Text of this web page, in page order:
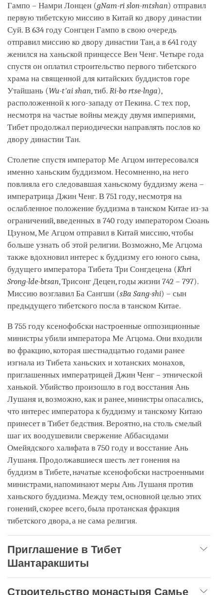
Гампо – Намри Лонцен (gNam-ri slon-mtshan) отправил
первую тибетскую миссию в Китай ко двору династии
Суй. В 634 году Сонгцен Гампо в свою очередь
отправил миссию ко двору династии Тан, а в 641 году
женился на ханьской принцессе Вен Ченг. Четыре года
спустя он оплатил строительство первого тибетского
храма на священной для китайских буддистов горе
Утайшань (Wu-t'ai shan, тиб. Ri-bo rtse-lnga),
расположенной к юго-западу от Пекина. С тех пор,
несмотря на частые войны между двумя империями,
Тибет продолжал периодически направлять послов ко
двору династии Тан.
Столетие спустя император Ме Агцом интересовался
именно ханьским буддизмом. Несомненно, на него
повлияла его следовавшая ханьскому буддизму жена –
императрица Джин Ченг. В 751 году, несмотря на
ослабленное положение буддизма в танском Китае из-за
ограничений, введенных в 740 году императором Сюань
Цзуном, Ме Агцом отправил в Китай миссию, чтобы
больше узнать об этой религии. Возможно, Ме Агцома
также вдохновил интерес к буддизму его юного сына,
будущего императора Тибета Три Сонгдецена (Khri
Srong-lde-btsan, Трисонг Децен, годы жизни 742 – 797).
Миссию возглавил Ба Сангши (sBa Sang-shi) – сын
предыдущего тибетского посла в танском Китае.
В 755 году ксенофобски настроенные оппозиционные
министры убили императора Ме Агцома. Они входили
во фракцию, которая шестнадцатью годами ранее
изгнала из Тибета ханьских и хотанских монахов,
приглашенных императрицей Джин Ченг – этнической
ханькой. Убийство произошло в год восстания Ань
Лушаня и, возможно, как и ранее, министры опасались,
что интерес императора к буддизму и танскому Китаю
принесет в Тибет бедствия. Вероятно, на столь смелый
шаг их воодушевили свержение Аббасидами
Омейядского халифата в 750 году и восстание Ань
Лушаня. Продолжавшиеся шесть лет гонения на
буддизм в Тибете, начатые ксенофобски настроенными
министрами, напоминают меры Ань Лушаня против
ханьского буддизма. Между тем, основной целью этих
гонений, скорее всего, была протанская фракция
тибетского двора, а не сама религия.
Приглашение в Тибет
Шантаракшиты
Строительство монастыря Самье